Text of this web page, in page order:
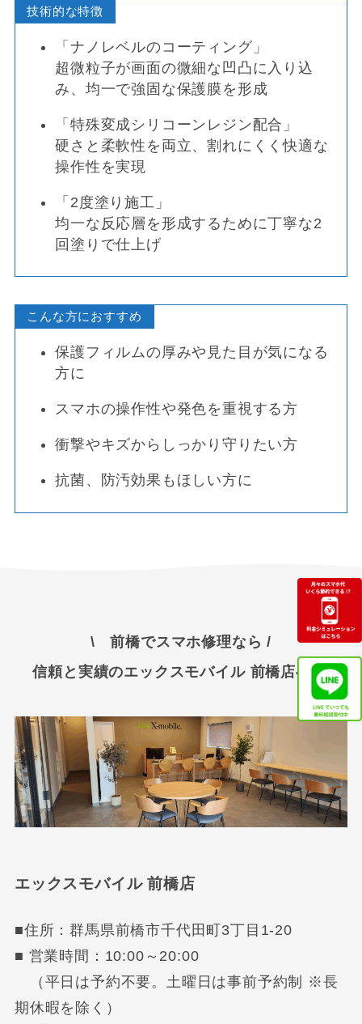
技術的な特徴
「ナノレベルのコーティング」
超微粒子が画面の微細な凹凸に入り込
み、均一で強固な保護膜を形成
「特殊変成シリコーンレジン配合」
硬さと柔軟性を両立、割れにくく快適な
操作性を実現
「2度塗り施工」
均一な反応層を形成するために丁寧な2
回塗りで仕上げ
こんな方におすすめ
保護フィルムの厚みや見た目が気になる
方に
スマホの操作性や発色を重視する方
衝撃やキズからしっかり守りたい方
抗菌、防汚効果もほしい方に
\ 前橋でスマホ修理なら /
信頼と実績のエックスモバイル 前橋店へ
エックスモバイル 前橋店
■住所：群馬県前橋市千代田町3丁目1-20
■ 営業時間：10:00～20:00
（平日は予約不要。土曜日は事前予約制 ※長
期休暇を除く）